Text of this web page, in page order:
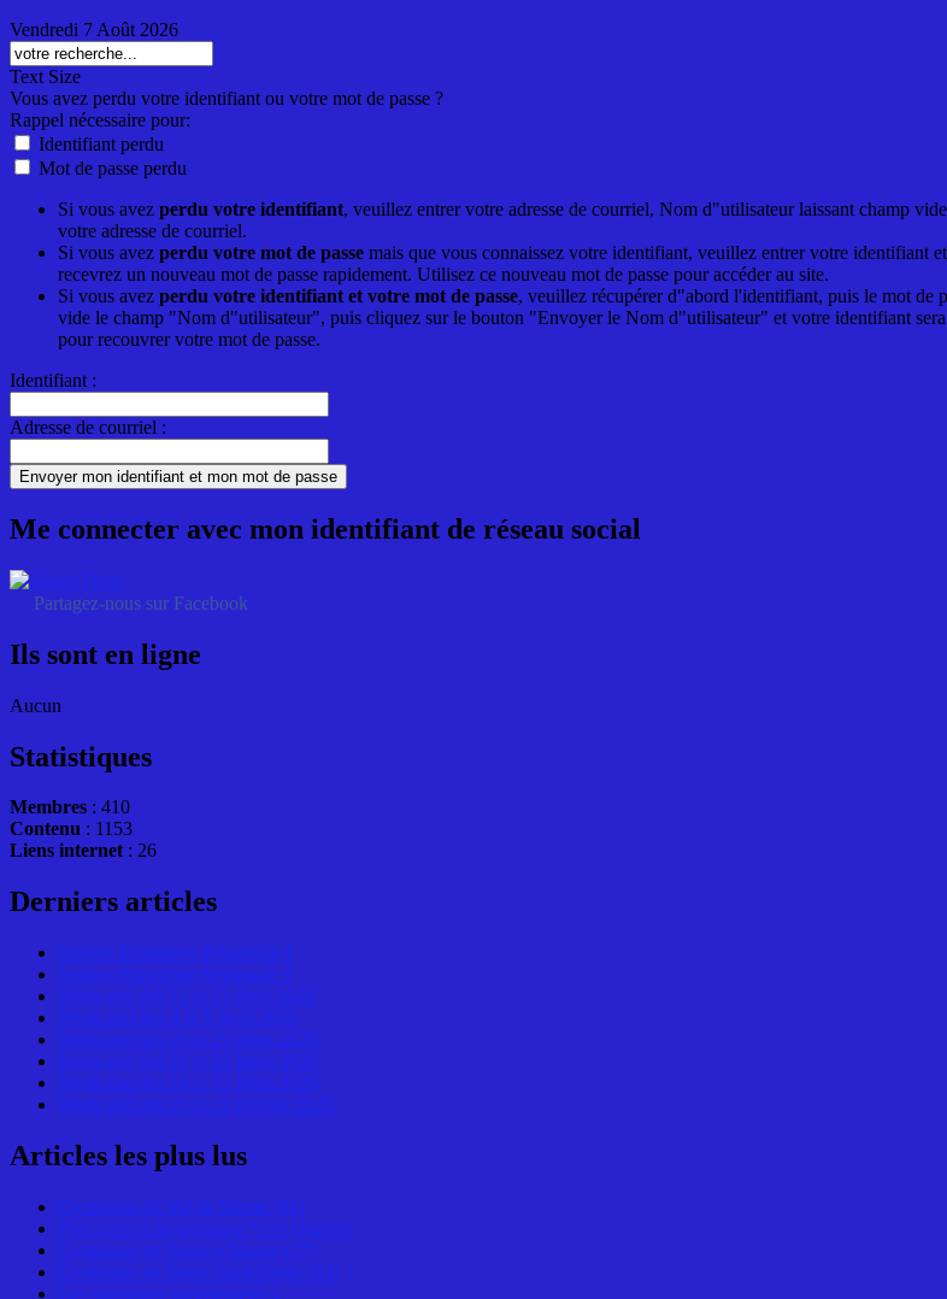
Vendredi 7 Août 2026
Text Size
Vous avez perdu votre identifiant ou votre mot de passe ?
Rappel nécessaire pour:
Identifiant perdu
Mot de passe perdu
Si vous avez perdu votre identifiant, veuillez entrer votre adresse de courriel, Nom d"utilisateur laissant champ
votre adresse de courriel.
Si vous avez perdu votre mot de passe mais que vous connaissez votre identifiant, veuillez entrer votre identifiant
recevrez un nouveau mot de passe rapidement. Utilisez ce nouveau mot de passe pour accéder au site.
Si vous avez perdu votre identifiant et votre mot de passe, veuillez récupérer d"abord l'identifiant, puis le mot de
vide le champ "Nom d"utilisateur", puis cliquez sur le bouton "Envoyer le Nom d"utilisateur" et votre identifiant
pour recouvrer votre mot de passe.
Identifiant :
Adresse de courriel :
Me connecter avec mon identifiant de réseau social
Partagez-nous sur Facebook
Ils sont en ligne
Aucun
Statistiques
Membres : 410
Contenu : 1153
Liens internet: 26
Derniers articles
Seniors Féminines Régionale 1
Seniors Masculins Régionale 1
Week-end des 11 et 12 Avril 2026
Week-end des 4 et 5 Avril 2026
Week-end des 28 et 29 Mars 2026
Week-end des 21 et 22 Mars 2026
Week-end des 14 et 15 Mars 2026
Week-end des 21 et 22 Février 2026
Articles les plus lus
Gymnases du Val de Marne (94)
Plan d'accès au gymnase Yves Querlier
Gymnases de Seine et Marne (77)
Gymnases de Seine-Saint-Denis (93)
Les nouveaux survêtements !